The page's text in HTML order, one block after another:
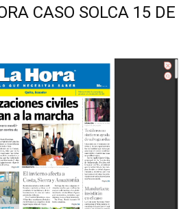
CASO SOLCA 15 DE